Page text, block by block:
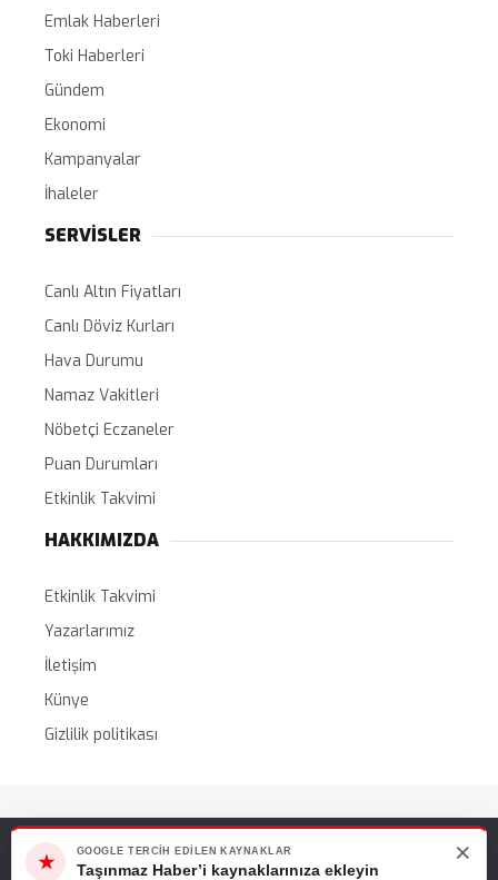
Emlak Haberleri
Toki Haberleri
Gündem
Ekonomi
Kampanyalar
İhaleler
SERVİSLER
Canlı Altın Fiyatları
Canlı Döviz Kurları
Hava Durumu
Namaz Vakitleri
Nöbetçi Eczaneler
Puan Durumları
Etkinlik Takvimi
HAKKIMIZDA
Etkinlik Takvimi
Yazarlarımız
İletişim
Künye
Gizlilik politikası
Tüm Hakları Saklıdır. |WordPress Haber Teması
Web sitemizde size en iyi deneyimi sunabilmemiz için çerezleri
kullanıyoruz. Bu siteyi kullanmaya devam ederseniz, bunu kabul
★
GOOGLE TERCIH EDILEN KAYNAKLAR
Taşınmaz Haber’i kaynaklarınıza ekleyin
×